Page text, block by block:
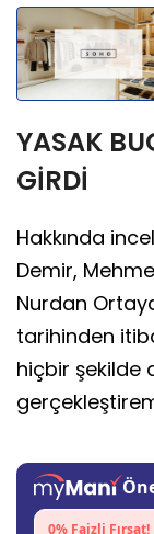
YASAK
GİRDİ
Hakkında
Demir,
Nurdan
tarihinden
hiçbir şekilde